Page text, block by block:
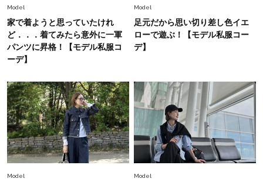
中村ゆりさん「40代になり、やっと“仕事以外の
幸福感”に目が向いた」ライフスタイルも、服も
白黒でもこんなに華やぐ！40代、夏の「甘めト
ップス×パンツ」コーデ〈3選〉
Fashion 2026.5.29
40代の夏通勤はこれ１着！「きちんと感」も
「オシャレ」も整うトレンドトップス〈4選〉
Model
家で着ようと思っていたけれ
ど．．．着てみたら意外に一軍
パンツに昇格！【モデル私服コ
ーデ】
Model
足元だから思い切り差し色イエ
ローで遊ぶ！【モデル私服コー
デ】
Model Model